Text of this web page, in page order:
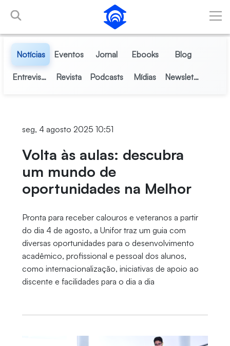
Pular para o Conteúdo principal
Notícias Eventos Jornal Ebooks Blog
Entrevistas Revista Podcasts Mídias Newsletter
seg, 4 agosto 2025 10:51
Volta às aulas: descubra
um mundo de
oportunidades na Melhor
Pronta para receber calouros e veteranos a partir
do dia 4 de agosto, a Unifor traz um guia com
diversas oportunidades para o desenvolvimento
acadêmico, profissional e pessoal dos alunos,
como internacionalização, iniciativas de apoio ao
discente e facilidades para o dia a dia